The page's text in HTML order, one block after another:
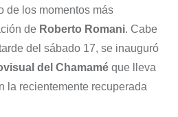
de los momentos más
de Roberto Romani. Cabe
del sábado 17, se inauguró
del Chamamé que lleva
la recientemente recuperada